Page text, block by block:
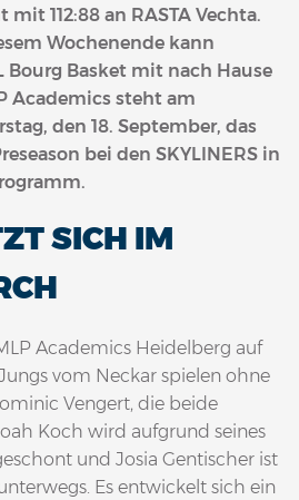
112:88 an RASTA Vechta.
Wochenende kann
Bourg Basket mit nach Hause
Academics steht am
den 18. September, das
bei den SKYLINERS in
SICH IM
Academics Heidelberg auf
vom Neckar spielen ohne
Vengert, die beide
Koch wird aufgrund seines
und Josia Gentischer ist
Es entwickelt sich ein